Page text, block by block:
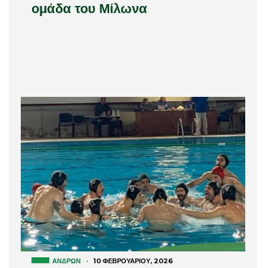
ομάδα του Μίλωνα
ΑΝΔΡΏΝ · 10 ΦΕΒΡΟΥΑΡΊΟΥ, 2026